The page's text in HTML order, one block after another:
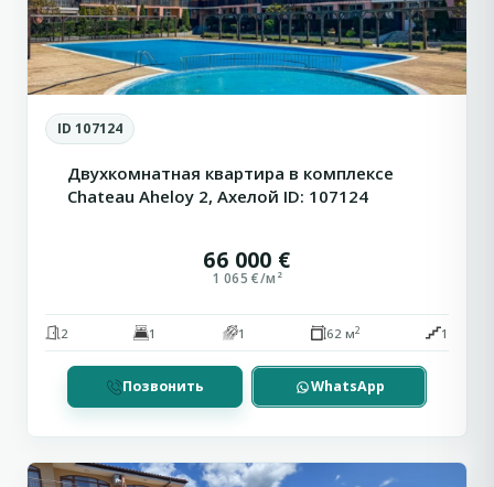
ID 107124
Двухкомнатная квартира в комплексе
Chateau Aheloy 2, Ахелой ID: 107124
66 000 €
1 065 €/м²
2 1 1 62 м2 1
Позвонить WhatsApp
Влас